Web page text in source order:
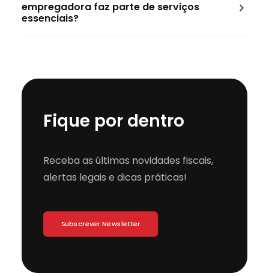
empregadora faz parte de serviços
essenciais?
Fique por dentro
Receba as últimas novidades fiscais,
alertas legais e dicas práticas!
Subscrever Newsletter